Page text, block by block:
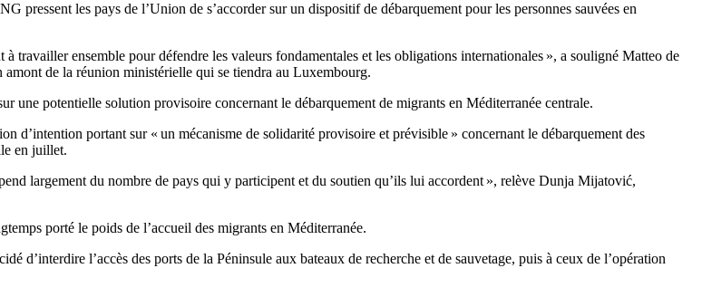
pressent les pays de l’Union de s’accorder sur un dispositif de débarquement pour les personnes sauvées en
travailler ensemble pour défendre les valeurs fondamentales et les obligations internationales », a souligné Matteo de
de la réunion ministérielle qui se tiendra au Luxembourg.
une potentielle solution provisoire concernant le débarquement de migrants en Méditerranée centrale.
d’intention portant sur « un mécanisme de solidarité provisoire et prévisible » concernant le débarquement des
en juillet.
largement du nombre de pays qui y participent et du soutien qu’ils lui accordent », relève Dunja Mijatović,
porté le poids de l’accueil des migrants en Méditerranée.
l’accès des ports de la Péninsule aux bateaux de recherche et de sauvetage, puis à ceux de l’opération